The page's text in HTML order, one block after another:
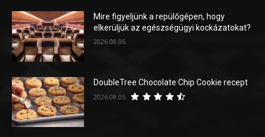
Mire figyeljünk a repülőgépen, hogy
elkerüljük az egészségügyi kockázatokat?
2026.08.06.
DoubleTree Chocolate Chip Cookie recept
2026.08.05.